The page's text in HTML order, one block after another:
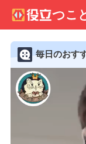
毎日のおす